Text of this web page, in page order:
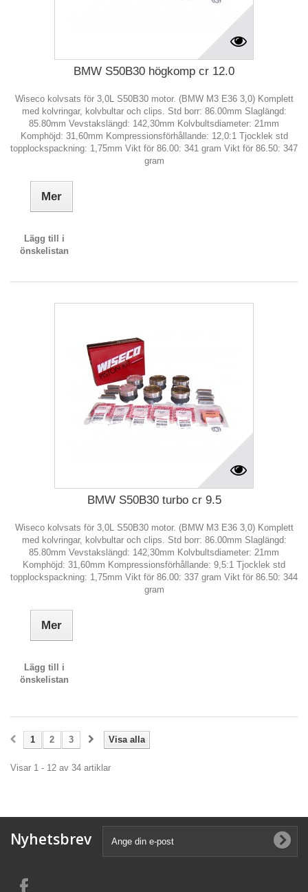
BMW S50B30 högkomp cr 12.0
Wiseco kolvsats för 3,0L S50B30 motor. (BMW M3 E36 3,0) Komplett
med kolvringar, kolvbultar och clips. Std borr: 86.00mm Slaglängd:
85.80mm Vevstakslängd: 142,30mm Kolvbultsdiameter: 21mm
Komphöjd: 31,60mm Kompressionsförhållande: 12,0:1 Tjocklek std
topplockspackning: 1,75mm Vikt för 86.00: 341 gram Vikt för 86.50: 347
gram
Mer
Lägg till i
önskelistan
BMW S50B30 turbo cr 9.5
Wiseco kolvsats för 3,0L S50B30 motor. (BMW M3 E36 3,0) Komplett
med kolvringar, kolvbultar och clips. Std borr: 86.00mm Slaglängd:
85.80mm Vevstakslängd: 142,30mm Kolvbultsdiameter: 21mm
Komphöjd: 31,60mm Kompressionsförhållande: 9,5:1 Tjocklek std
topplockspackning: 1,75mm Vikt för 86.00: 337 gram Vikt för 86.50: 344
gram
Mer
Lägg till i
önskelistan
Visa alla
1 2 3
Visar 1 - 12 av 34 artiklar
Nyhetsbrev